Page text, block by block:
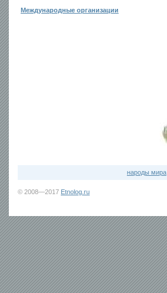
Международные организации
народы мира
© 2008—2017 Etnolog.ru